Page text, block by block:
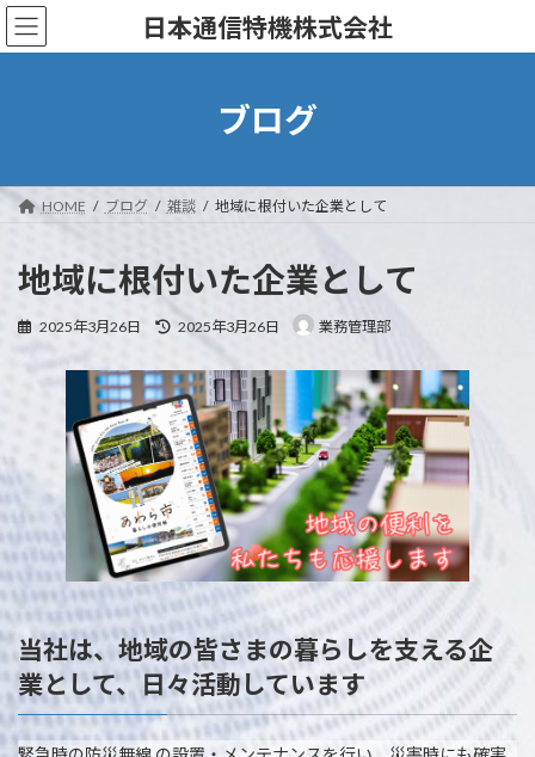
コ
ン
テ
ナ
ビ
ゲ
日本通信特機株式会社
ブログ
HOME ブログ 雑談 地域に根付いた企業として
地域に根付いた企業として
2025年3月26日
最
新
日
時
:
2025年3月26日 業務管理部
当社は、地域の皆さまの暮らしを支える企
業として、日々活動しています